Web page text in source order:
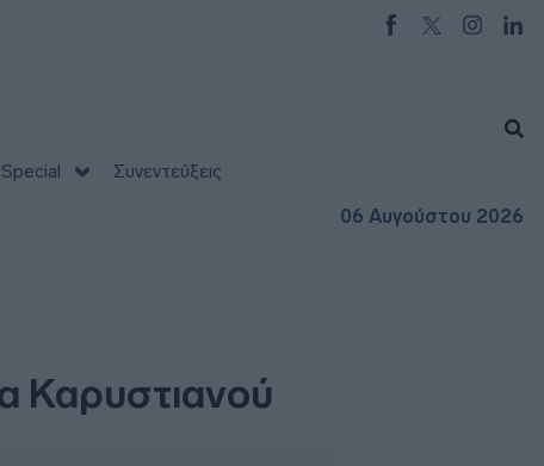
Special
Συνεντεύξεις
06 Αυγούστου 2026
Καρυστιανού